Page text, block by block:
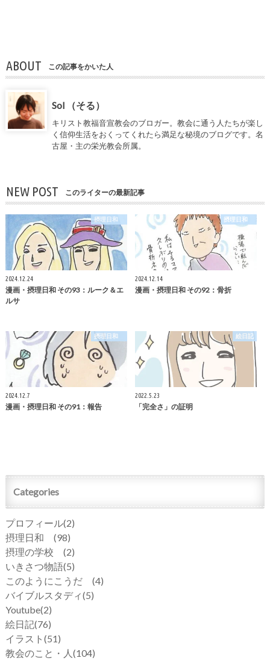
ABOUT この記事をかいた人
Sol （そる）
キリスト教福音宣教会のブロガー。教会に通う人たちが楽し
く信仰生活をおくってくれたら満足な秘境のブログです。名
古屋・主の栄光教会所属。
NEW POST このライターの最新記事
摂理日和
2024.12.24
漫画・摂理日和 その93：ルーク＆エ
ルサ
摂理日和
2024.12.14
漫画・摂理日和 その92：骨折
摂理日和
2024.12.7
漫画・摂理日和 その91：報告
絵日記
2022.5.23
「完全さ」の証明
Categories
プロフィール(2)
摂理日和 (98)
摂理の学校 (2)
いきさつ物語(5)
このようにこうだ (4)
バイブルスタディ(5)
Youtube(2)
絵日記(76)
イラスト (51)
教会のこと・人 (104)